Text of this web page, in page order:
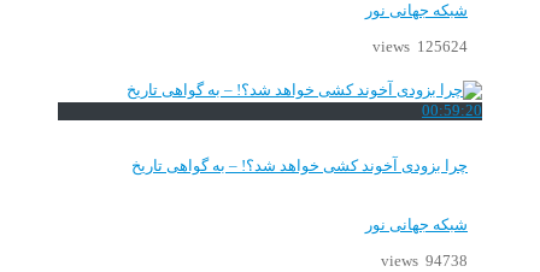
شبکه جهانی نور
125624 views
00:59:20
چرا بزودی آخوند کشی خواهد شد؟! – به گواهی تاریخ
شبکه جهانی نور
94738 views